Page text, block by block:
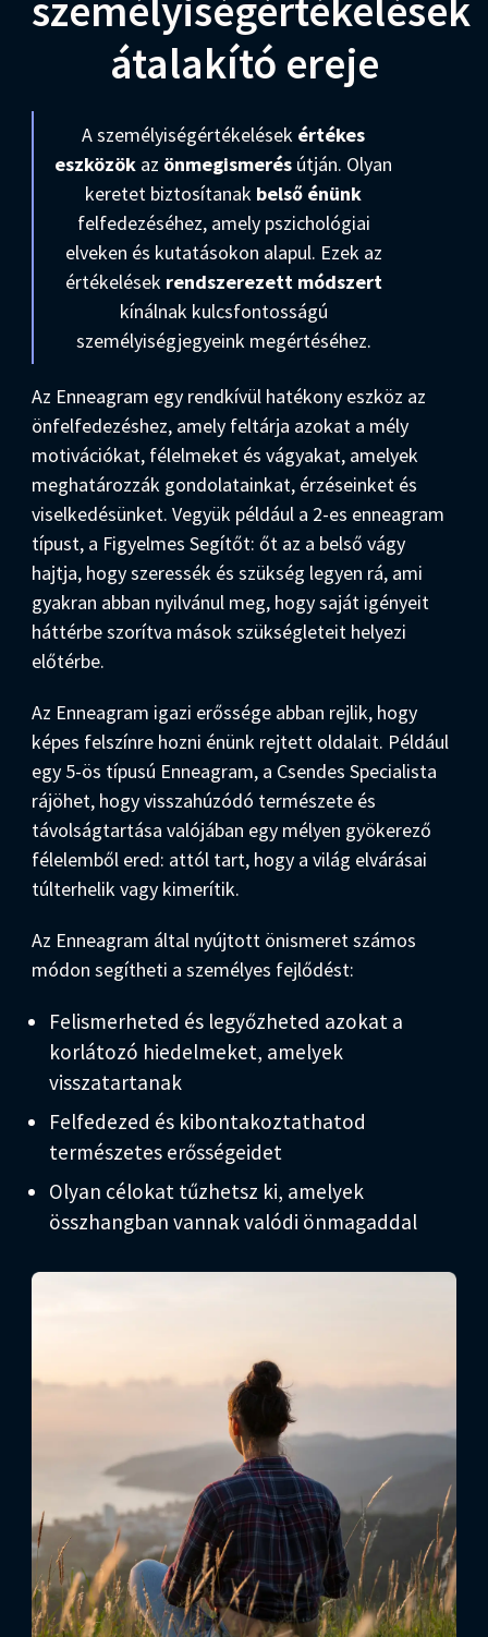
átalakító ereje
A személyiségértékelések értékes
eszközök az önmegismerés útján. Olyan
keretet biztosítanak belső énünk
felfedezéséhez, amely pszichológiai
elveken és kutatásokon alapul. Ezek az
értékelések rendszerezett módszert
kínálnak kulcsfontosságú
személyiségjegyeink megértéséhez.
Az Enneagram egy rendkívül hatékony eszköz az
önfelfedezéshez, amely feltárja azokat a mély
motivációkat, félelmeket és vágyakat, amelyek
meghatározzák gondolatainkat, érzéseinket és
viselkedésünket. Vegyük például a 2-es enneagram
típust, a Figyelmes Segítőt: őt az a belső vágy
hajtja, hogy szeressék és szükség legyen rá, ami
gyakran abban nyilvánul meg, hogy saját igényeit
háttérbe szorítva mások szükségleteit helyezi
előtérbe.
Az Enneagram igazi erőssége abban rejlik, hogy
képes felszínre hozni énünk rejtett oldalait. Például
egy 5-ös típusú Enneagram, a Csendes Specialista
rájöhet, hogy visszahúzódó természete és
távolságtartása valójában egy mélyen gyökerező
félelemből ered: attól tart, hogy a világ elvárásai
túlterhelik vagy kimerítik.
Az Enneagram által nyújtott önismeret számos
módon segítheti a személyes fejlődést:
Felismerheted és legyőzheted azokat a
korlátozó hiedelmeket, amelyek
visszatartanak
Felfedezed és kibontakoztathatod
természetes erősségeidet
Olyan célokat tűzhetsz ki, amelyek
összhangban vannak valódi önmagaddal